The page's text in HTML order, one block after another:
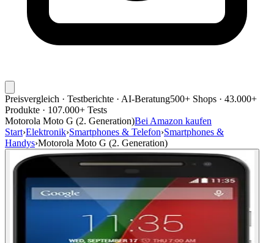
Preisvergleich · Testberichte · AI-Beratung500+ Shops · 43.000+
Produkte · 107.000+ Tests
Motorola Moto G (2. Generation)Bei Amazon kaufen
Start›Elektronik›Smartphones & Telefon›Smartphones &
Handys›Motorola Moto G (2. Generation)